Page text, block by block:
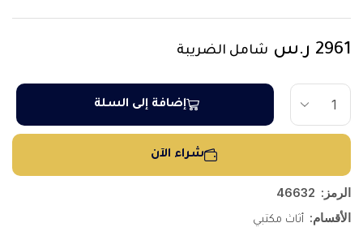
2961 ر.س شامل الضريبة
إضافة إلى السلة
شراء الآن
الرمز: 46632
الأقسام: أثاث مكتبي